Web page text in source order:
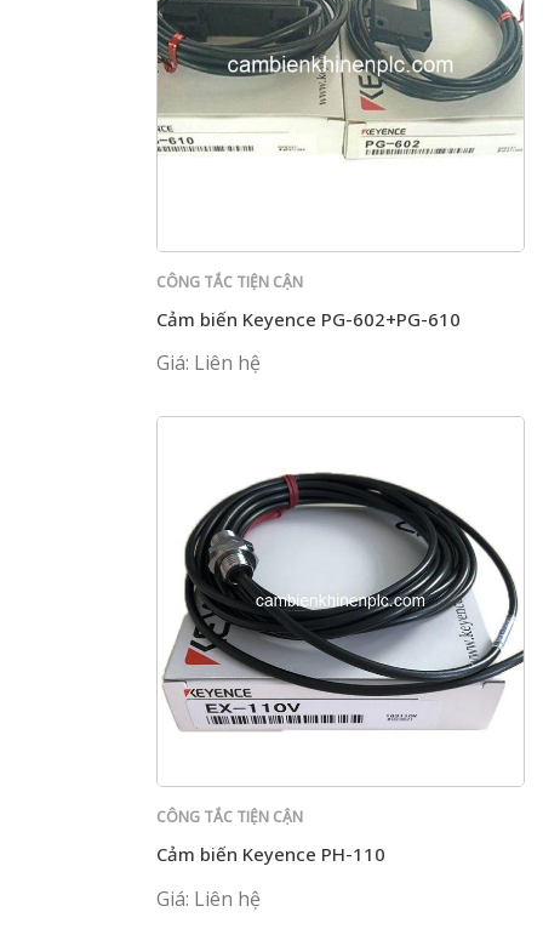
CÔNG TẮC TIỆN CẬN
Cảm biến Keyence PG-602+PG-610
Giá: Liên hệ
CÔNG TẮC TIỆN CẬN
Cảm biến Keyence PH-110
Giá: Liên hệ